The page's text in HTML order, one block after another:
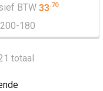
BTW 33.70
180
totaal